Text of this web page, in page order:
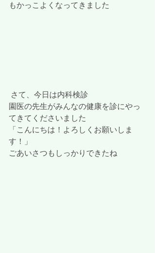
もかっこよくなってきました
さて、今日は内科検診
園医の先生がみんなの健康を診にやっ
てきてくださいました
「こんにちは！よろしくお願いしま
す！」
ごあいさつもしっかりできたね